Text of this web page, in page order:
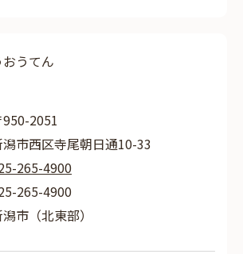
うてん
950-2051
市西区寺尾朝日通10-33
265-4900
265-4900
市（北東部）